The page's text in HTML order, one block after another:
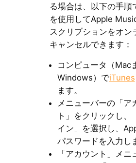
る場合は、以下の手順
を使用してApple
スクリプションをオン
キャンセルできます：
コンピュータ（Mac
Windows）でiTunes
ます。
メニューバーの「ア
ト」をクリックし、
イン」を選択し、
パスワードを入力し
「アカウント」メニ